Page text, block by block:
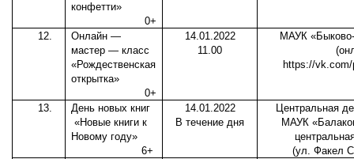
конфетти»
0+
12.
Онлайн —
мастер — класс
«Рождественская
открытка»
0+
14.01.2022
11.00
МАУК
https://
13.
День новых книг
«Новые книги к
Новому году»
6+
14.01.2022
В течение дня
Центральная
МАУК
(ул. Факел